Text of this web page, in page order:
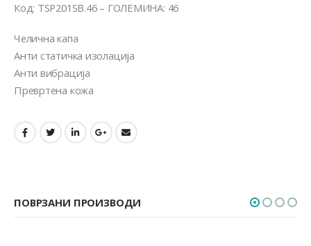
Код: TSP201SB.46 – ГОЛЕМИНА: 46
Челична капа
Анти статичка изолација
Анти вибрација
Превртена кожа
ПОВРЗАНИ ПРОИЗВОДИ